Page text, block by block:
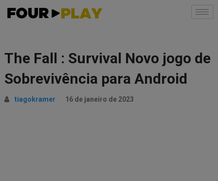
The Fall : Survival Novo jogo de
Sobrevivência para Android
tiagokramer 16 de janeiro de 2023